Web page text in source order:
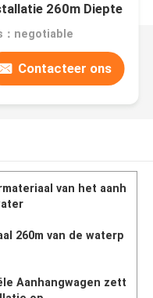
260m Diepte
：negotiable
Contacteer ons
van het aanh
260m van de waterp
Aanhangwagen zett